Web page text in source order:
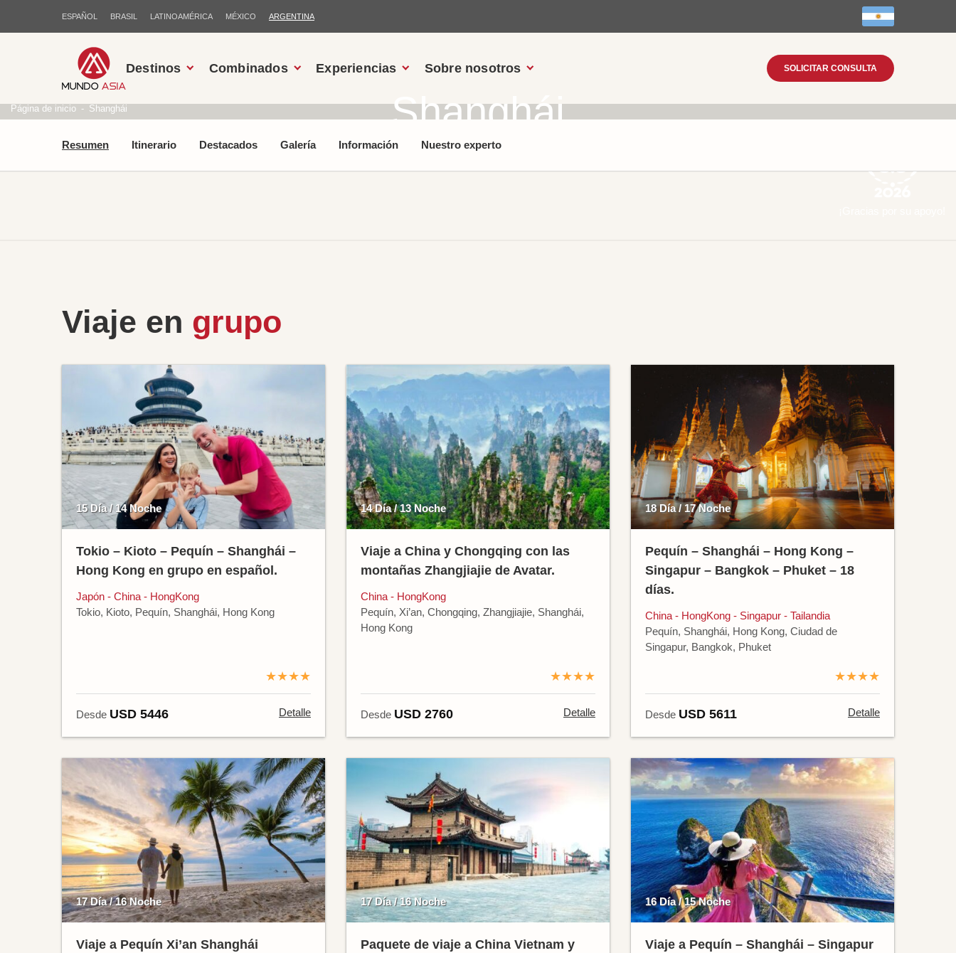
ESPAÑOL BRASIL LATINOAMÉRICA MÉXICO ARGENTINA
Destinos Combinados Experiencias Sobre nosotros SOLICITAR CONSULTA
Shanghái
Página de inicio Shanghái
Resumen Itinerario Destacados Galería Información Nuestro experto
Viaje en grupo
15 Día / 14 Noche
Tokio – Kioto – Pequín – Shanghái –
Hong Kong en grupo en español.
Japón - China - HongKong
Tokio, Kioto, Pequín, Shanghái, Hong Kong
★★★★
Desde USD 5446 Detalle
14 Día / 13 Noche
Viaje a China y Chongqing con las
montañas Zhangjiajie de Avatar.
China - HongKong
Pequín, Xi’an, Chongqing, Zhangjiajie, Shanghái,
Hong Kong
★★★★
Desde USD 2760 Detalle
18 Día / 17 Noche
Pequín – Shanghái – Hong Kong –
Singapur – Bangkok – Phuket – 18
días.
China - HongKong - Singapur - Tailandia
Pequín, Shanghái, Hong Kong, Ciudad de
Singapur, Bangkok, Phuket
★★★★
Desde USD 5611 Detalle
17 Día / 16 Noche
Viaje a Pequín Xi’an Shanghái
17 Día / 16 Noche
Paquete de viaje a China Vietnam y
16 Día / 15 Noche
Viaje a Pequín – Shanghái – Singapur